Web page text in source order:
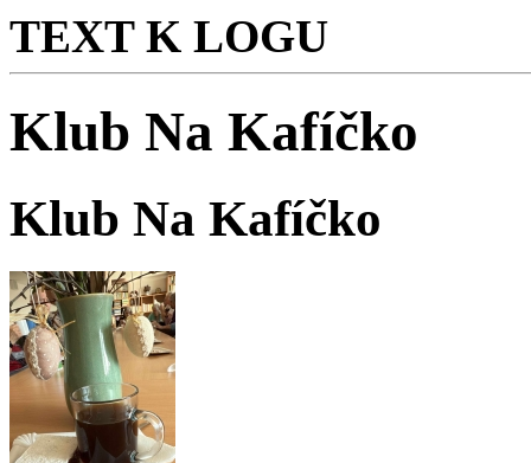
TEXT K LOGU
Klub Na Kafíčko
Klub Na Kafíčko